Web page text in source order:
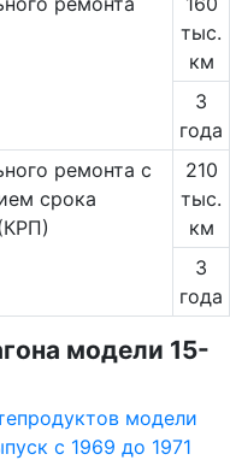
тыс.
км
3
года
ремонта с
срока
210
тыс.
км
3
года
модели 15-
модели
с 1969 до 1971